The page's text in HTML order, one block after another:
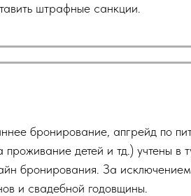
штрафные санкции.
бронирование, апгрейд по
детей и тд.) учтены в
бронирования. За исключением
и свадебной годовщины.